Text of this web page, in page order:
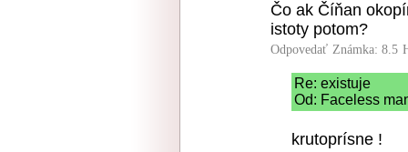
Čo ak Číňan
istoty potom?
Odpovedať Známka: 8.5
Re: existuje
Od: Faceless
krutoprísne !